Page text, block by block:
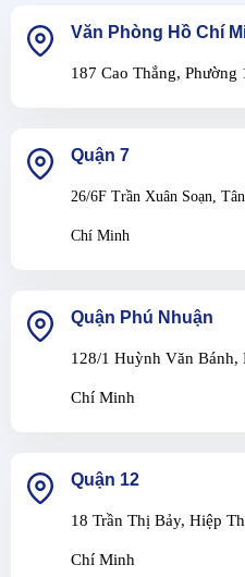
Văn Phòng Hồ Chí
187 Cao Thắng,
Quận 7
26/6F Trần Xuân Soạn,
Chí Minh
Quận Phú Nhuận
128/1 Huỳnh Văn Bánh,
Chí Minh
Quận 12
18 Trần Thị Bảy, Hiệp
Chí Minh